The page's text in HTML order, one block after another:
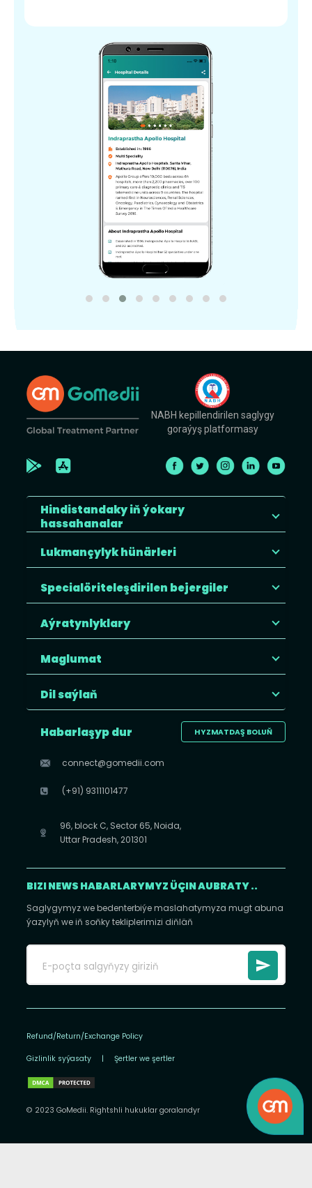
NABH kepillendirilen saglygy
goraýyş platformasy
Hindistandaky iň ýokary
hassahanalar
Lukmançylyk hünärleri
Specialöriteleşdirilen bejergiler
Aýratynlyklary
Maglumat
Dil saýlaň
HYZMATDAŞ BOLUŇ
Habarlaşyp dur
connect@gomedii.com
(+91) 9311101477
96, block C, Sector 65, Noida,
Uttar Pradesh, 201301
BIZI NEWS HABARLARYMYZ ÜÇIN AUBRATY ..
Saglygymyz we bedenterbiýe maslahatymyza mugt abuna
ýazylyň we iň soňky tekliplerimizi diňläň
Refund/Return/Exchange Policy
Gizlinlik syýasaty | Şertler we şertler
© 2023 GoMedii. Rightshli hukuklar goralandyr